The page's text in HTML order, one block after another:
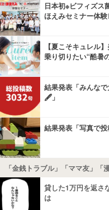
日本初※ビフィズス
ほえみセミナー体験
【夏こそキュレル
乗り切りたい“酷暑
結果発表「みんな
🖋️」
結果発表「写真で
「金銭トラブル」「ママ友」
貸した1万円を返さ
は